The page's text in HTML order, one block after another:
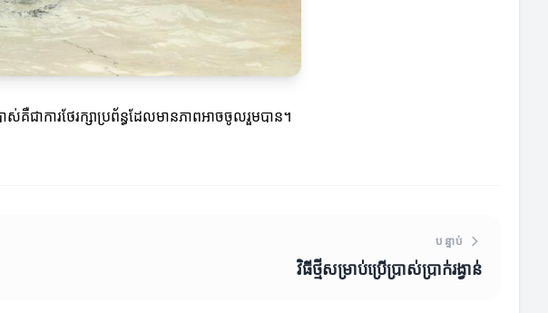
ាស់គឺជាការថែរក្សាប្រព័ន្ធដែលមានភាពអាចចូលរួមបាន។
បន្ទាប់
វិធីថ្មីសម្រាប់ប្រើប្រាស់ប្រាក់រង្វាន់